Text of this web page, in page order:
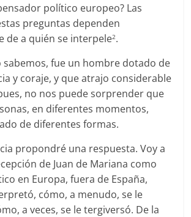
político europeo? Las
preguntas dependen
de a quién se interpele2.
sabemos, fue un hombre dotado de
y coraje, y que atrajo considerable
no nos puede sorprender que
en diferentes momentos,
de diferentes formas.
propondré una respuesta. Voy a
de Juan de Mariana como
en Europa, fuera de España,
cómo, a menudo, se le
a veces, se le tergiversó. De la